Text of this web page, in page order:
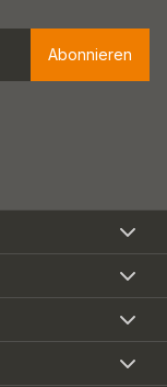
Abonnieren